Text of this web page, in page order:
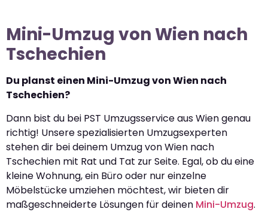
Mini-Umzug von Wien nach
Tschechien
Du planst einen Mini-Umzug von Wien nach
Tschechien?
Dann bist du bei PST Umzugsservice aus Wien genau
richtig! Unsere spezialisierten Umzugsexperten
stehen dir bei deinem Umzug von Wien nach
Tschechien mit Rat und Tat zur Seite. Egal, ob du eine
kleine Wohnung, ein Büro oder nur einzelne
Möbelstücke umziehen möchtest, wir bieten dir
maßgeschneiderte Lösungen für deinen Mini-Umzug.